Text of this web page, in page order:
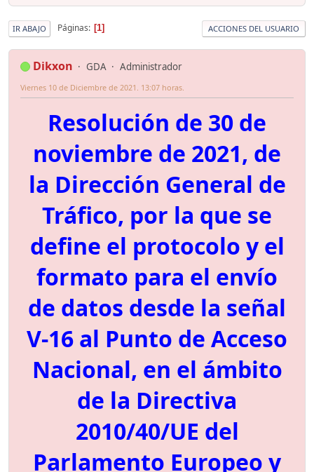
IR ABAJO Páginas 1 ACCIONES DEL USUARIO
Dikxon GDA Administrador
Viernes 10 de Diciembre de 2021. 13:07 horas.
Resolución de 30 de
noviembre de 2021, de
la Dirección General de
Tráfico, por la que se
define el protocolo y el
formato para el envío
de datos desde la señal
V-16 al Punto de Acceso
Nacional, en el ámbito
de la Directiva
2010/40/UE del
Parlamento Europeo y